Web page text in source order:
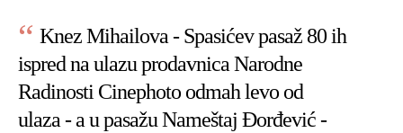
Knez Mihailova - Spasićev pasaž 80 ih
ispred na ulazu prodavnica Narodne
Radinosti Cinephoto odmah levo od
ulaza - a u pasažu Nameštaj Đorđević -